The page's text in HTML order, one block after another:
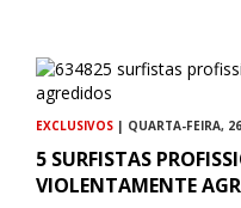
EXCLUSIVOS | QUARTA-FEIRA,
5 SURFISTAS
VIOLENTAMENTE